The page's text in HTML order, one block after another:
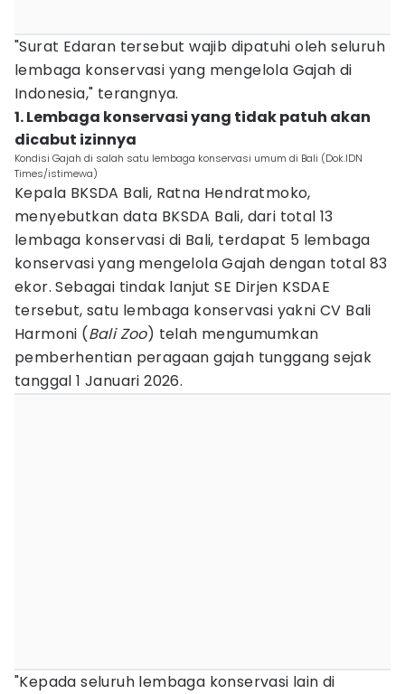
"Surat Edaran tersebut wajib dipatuhi oleh seluruh
lembaga konservasi yang mengelola Gajah di
Indonesia," terangnya.
1. Lembaga konservasi yang tidak patuh akan
dicabut izinnya
Kondisi Gajah di salah satu lembaga konservasi umum di Bali (Dok.IDN
Times/istimewa)
Kepala BKSDA Bali, Ratna Hendratmoko,
menyebutkan data BKSDA Bali, dari total 13
lembaga konservasi di Bali, terdapat 5 lembaga
konservasi yang mengelola Gajah dengan total 83
ekor. Sebagai tindak lanjut SE Dirjen KSDAE
tersebut, satu lembaga konservasi yakni CV Bali
Harmoni (Bali Zoo) telah mengumumkan
pemberhentian peragaan gajah tunggang sejak
tanggal 1 Januari 2026.
"Kepada seluruh lembaga konservasi lain di